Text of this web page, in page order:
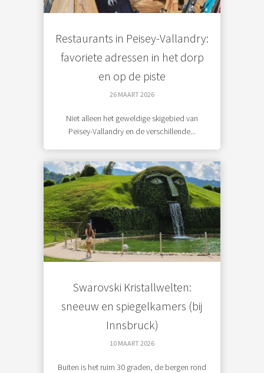
Restaurants in Peisey-Vallandry:
favoriete adressen in het dorp
en op de piste
26 MAART 2026
Niet alleen het geweldige skigebied van
Peisey-Vallandry en de verschillende...
Swarovski Kristallwelten:
sneeuw en spiegelkamers (bij
Innsbruck)
10 MAART 2026
Buiten is het ruim 30 graden, de bergen rond